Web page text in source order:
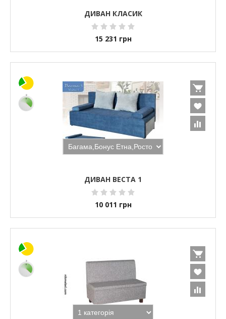
ДИВАН КЛАСИК
15 231 грн
ДИВАН ВЕСТА 1
10 011 грн